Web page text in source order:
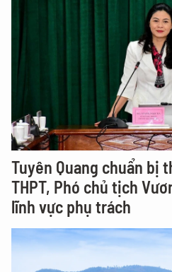
Tuyên Quang chuẩn bị
THPT, Phó chủ tịch
lĩnh vực phụ trách